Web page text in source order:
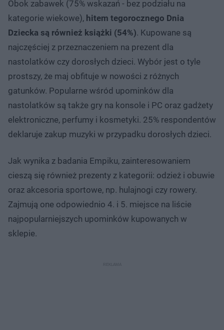
Obok zabawek (75% wskazań - bez podziału na
kategorie wiekowe), hitem tegorocznego Dnia
Dziecka są również książki (54%). Kupowane są
najczęściej z przeznaczeniem na prezent dla
nastolatków czy dorosłych dzieci. Wybór jest o tyle
prostszy, że maj obfituje w nowości z różnych
gatunków. Popularne wśród upominków dla
nastolatków są także gry na konsole i PC oraz gadżety
elektroniczne, perfumy i kosmetyki. 25% respondentów
deklaruje zakup muzyki w przypadku dorosłych dzieci.
Jak wynika z badania Empiku, zainteresowaniem
cieszą się również prezenty z kategorii: odzież i obuwie
oraz akcesoria sportowe, np. hulajnogi czy rowery.
Zajmują one odpowiednio 4. i 5. miejsce na liście
najpopularniejszych upominków kupowanych w
sklepie.